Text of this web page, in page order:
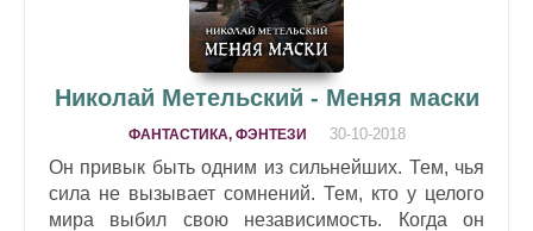
Николай Метельский - Меняя маски
ФАНТАСТИКА, ФЭНТЕЗИ 30-10-2018
Он привык быть одним из сильнейших. Тем, чья
сила не вызывает сомнений. Тем, кто у целого
мира выбил свою независимость. Когда он